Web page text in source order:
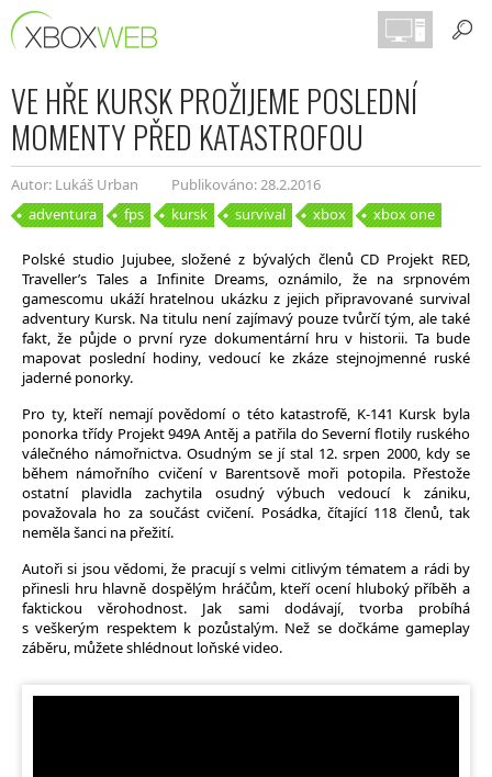
VE HŘE KURSK PROŽIJEME POSLEDNÍ
MOMENTY PŘED KATASTROFOU
Autor: Lukáš Urban
Publikováno: 28.2.2016
adventura
fps kursk survival xbox xbox one
Polské studio Jujubee, složené z bývalých členů CD Projekt RED,
Traveller’s Tales a Infinite Dreams, oznámilo, že na srpnovém
gamescomu ukáží hratelnou ukázku z jejich připravované survival
adventury Kursk. Na titulu není zajímavý pouze tvůrčí tým, ale také
fakt, že půjde o první ryze dokumentární hru v historii. Ta bude
mapovat poslední hodiny, vedoucí ke zkáze stejnojmenné ruské
jaderné ponorky.
Pro ty, kteří nemají povědomí o této katastrofě, K-141 Kursk byla
ponorka třídy Projekt 949A Antěj a patřila do Severní flotily ruského
válečného námořnictva. Osudným se jí stal 12. srpen 2000, kdy se
během námořního cvičení v Barentsově moři potopila. Přestože
ostatní plavidla zachytila osudný výbuch vedoucí k zániku,
považovala ho za součást cvičení. Posádka, čítající 118 členů, tak
neměla šanci na přežití.
Autoři si jsou vědomi, že pracují s velmi citlivým tématem a rádi by
přinesli hru hlavně dospělým hráčům, kteří ocení hluboký příběh a
faktickou věrohodnost. Jak sami dodávají, tvorba probíhá
s veškerým respektem k pozůstalým. Než se dočkáme gameplay
záběru, můžete shlédnout loňské video.